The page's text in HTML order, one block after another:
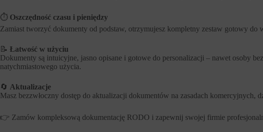
⏱️ Oszczędność czasu i pieniędzy
Zamiast tworzyć dokumenty od podstaw, otrzymujesz kompletny zestaw gotowy
📝 Łatwość w użyciu
Dokumenty są intuicyjne, jasno opisane i gotowe do personalizacji – nawet osoby
natychmiastowego użycia.
🔄 Aktualizacje
Masz bezzwłoczny dostęp do aktualizacji dokumentów na zasadach
👉 Zamów kompleksową dokumentację RODO i zapewnij swojej firmie